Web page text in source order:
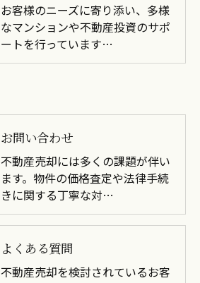
お客様のニーズに寄り添い、多様
なマンションや不動産投資のサポ
ートを行っています…
お問い合わせ
不動産売却には多くの課題が伴い
ます。物件の価格査定や法律手続
きに関する丁寧な対…
よくある質問
不動産売却を検討されているお客